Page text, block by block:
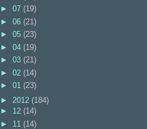
► 07 (19)
► 06 (21)
► 05 (23)
► 04 (19)
► 03 (21)
► 02 (14)
► 01 (23)
► 2012 (184)
► 12 (14)
► 11 (14)